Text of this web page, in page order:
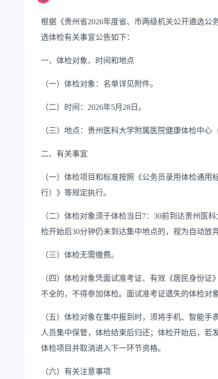
根据《贵州省2026年度省、市两级机关公开遴选公
选体检有关事宜公告如下：
一、体检对象、时间和地点
（一）体检对象：名单详见附件。
（二）时间： 2026年5月28日。
（三）地点：贵州医科大学附属医院健康体检中心
二、有关事宜
（一）体检项目和标准按照《公务员录用体检通
行）》等规定执行。
（二）体检对象须于体检当日 7：30前到达贵州医
检开始后30分钟仍未到达集中地点的，视为自动放
（三）体检无需缴费。
（四）体检对象凭面试准考证、有效《居民身份
不全的，不得参加体检。面试准考证遗失的体检对
（五）体检对象在集中报到时，须将手机、智能
人员集中保管，体检结束后归还；体检开始后，
体检项目并取消进入下一环节资格。
（六）有关注意事项